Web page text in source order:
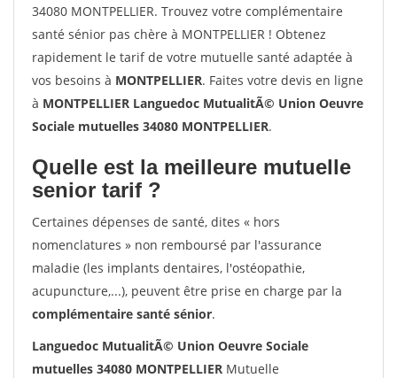
34080 MONTPELLIER. Trouvez votre complémentaire
santé sénior pas chère à MONTPELLIER ! Obtenez
rapidement le tarif de votre mutuelle santé adaptée à
vos besoins à MONTPELLIER. Faites votre devis en ligne
à MONTPELLIER Languedoc MutualitÃ© Union Oeuvre
Sociale mutuelles 34080 MONTPELLIER.
Quelle est la meilleure mutuelle
senior tarif ?
Certaines dépenses de santé, dites « hors
nomenclatures » non remboursé par l'assurance
maladie (les implants dentaires, l'ostéopathie,
acupuncture,...), peuvent être prise en charge par la
complémentaire santé sénior.
Languedoc MutualitÃ© Union Oeuvre Sociale
mutuelles 34080 MONTPELLIER Mutuelle